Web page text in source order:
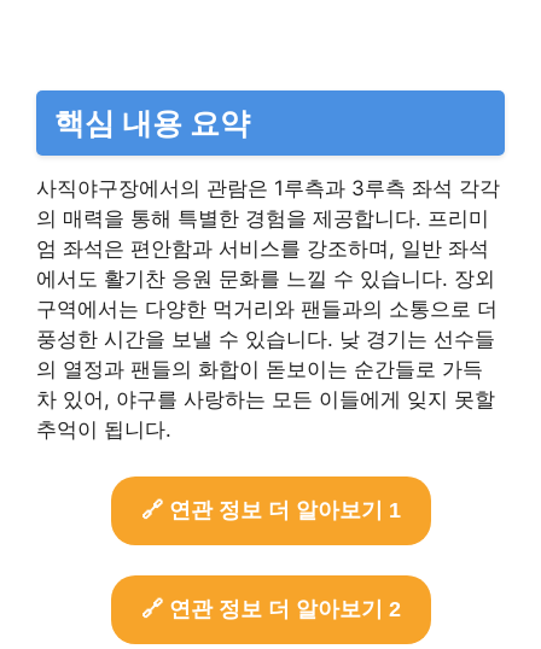
핵심 내용 요약
사직야구장에서의 관람은 1루측과 3루측 좌석 각각
의 매력을 통해 특별한 경험을 제공합니다. 프리미
엄 좌석은 편안함과 서비스를 강조하며, 일반 좌석
에서도 활기찬 응원 문화를 느낄 수 있습니다. 장외
구역에서는 다양한 먹거리와 팬들과의 소통으로 더
풍성한 시간을 보낼 수 있습니다. 낮 경기는 선수들
의 열정과 팬들의 화합이 돋보이는 순간들로 가득
차 있어, 야구를 사랑하는 모든 이들에게 잊지 못할
추억이 됩니다.
🔗 연관 정보 더 알아보기 1
🔗 연관 정보 더 알아보기 2